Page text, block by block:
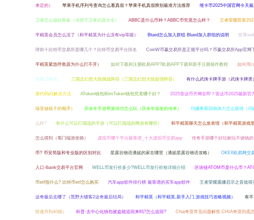
来定的） 苹果手机序列号查询怎么看真假？苹果手机真假辨别最准方法推荐 维卡币2025中国官网今天
卫者怎么做好装备（冰原守卫者武器大全） ABBC是什么币种？ABBC币究竟怎么样？ 王者荣耀弈星
平精英会员怎么没了（和平精英为什么没有vip等级） Blued怎么加入群组 Blued加入群组的说明 世界
球前十比特币交易所是哪几个？比特币交易平台排名 CoinW币赢交易所是正规平台吗？币赢交易所App官网
平精英紧急呼救器为什么打不开） 如何下载和注册欧易APP?欧易APP下载和新手注册操作教程 如何用
里藏刀特技） 三国志幻想大陆挑战阵容（三国志幻想大陆超强阵容） 有什么武侠卡牌手游（武侠卡牌类）
屏代码d1解决方法 AToken钱包和imToken钱包究竟哪个好？ 2025雷达币开网在即？雷达币2025最新官
瑞亚做稿子的顺序） 庆余年手游帮派传功怎么玩（庆余年谁发的传单） 玛娜希斯回响体力怎么获得（玛
么样? 有什么可以打国战的手游（可以打国战的网游有哪些） 和平精英聊天怎么发表情（和平精英游戏
怎么得到（蜀门端游坐骑） 虚拟币哪个平台最靠谱_十大虚拟币交易app 传奇手游哪个好玩耐玩不烧钱的
币? 币安简版和专业版的区别对比 星露谷物语潘妮的家在哪里（潘妮星露谷物语攻略） OKEX欧易网交
入口-lbank交易平台官网 WELL币发行价多少?WELL币发行价格详细介绍 区块链ATOM币是什么币？
币etf指什么? 比特币etf怎么购买 汽车app软件排行榜 最靠谱的买车app软件 王者荣耀露娜启示之音值得
达奇最后去哪了（荒野大镖客2达奇最后结局） 和平精英（和平精英,新手入门,游戏技巧攻略视频） 有
快速升到40级） 科普:去中心化钱包被盗能追回来吗?怎么追回? Chia奇亚常见问题解答,CHIA奇亚到底